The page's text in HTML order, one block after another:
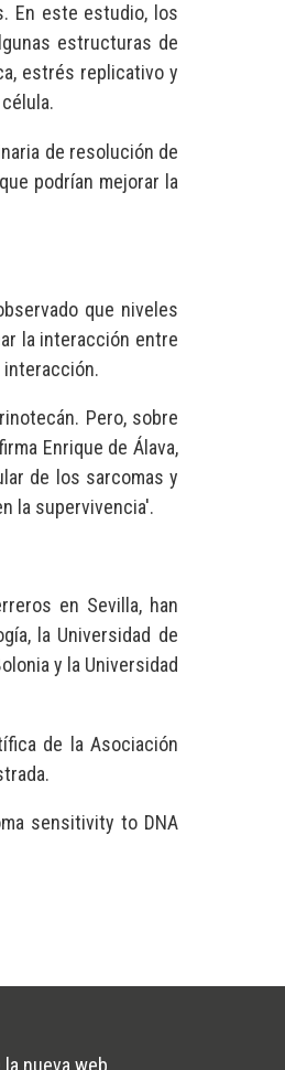
En este estudio, los
estructuras de
estrés replicativo y
de resolución de
podrían mejorar la
que niveles
la interacción entre
interacción.
Pero, sobre
Enrique de Álava,
de los sarcomas y
la supervivencia'.
en Sevilla, han
la Universidad de
y la Universidad
de la Asociación
sensitivity to DNA
nueva web